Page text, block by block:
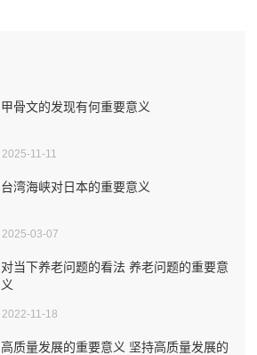
甲骨文的发现有何重要意义
2025-11-11
台湾海峡对日本的重要意义
2025-03-07
对当下养老问题的看法 养老问题的重要意
义
2022-11-18
高质量发展的重要意义 坚持高质量发展的